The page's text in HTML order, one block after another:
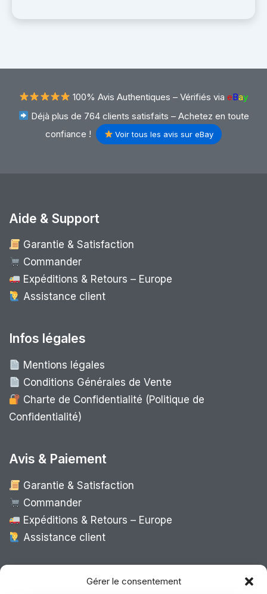
Gérer le consentement
100% Avis Authentiques – Vérifiés via eBay
Déjà plus de 764 clients satisfaits – Achetez en toute
confiance !
Voir tous les avis sur eBay
Aide & Support
Garantie & Satisfaction
Commander
Expéditions & Retours – Europe
Assistance client
Infos légales
Mentions légales
Conditions Générales de Vente
Charte de Confidentialité (Politique de
Confidentialité)
Avis & Paiement
Garantie & Satisfaction
Commander
Expéditions & Retours – Europe
Assistance client
Expédition Europe